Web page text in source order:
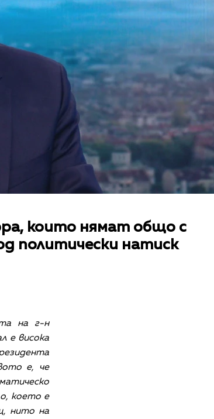
които нямат общо с
политически натиск
на г-н
е висока
е, че
което е
нито на